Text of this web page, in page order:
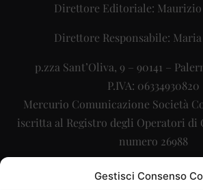
Gestisci Consenso
Direttore Editoriale: Maurizio
Direttore Responsabile: Maria
p.zza Sant’Oliva, 9 – 90141 –
P.IVA: 06334930820
Mercurio Comunicazione Società
iscritta al Registro degli Operatori di
numero 26988
Sito gestito daLa Digitale srl–